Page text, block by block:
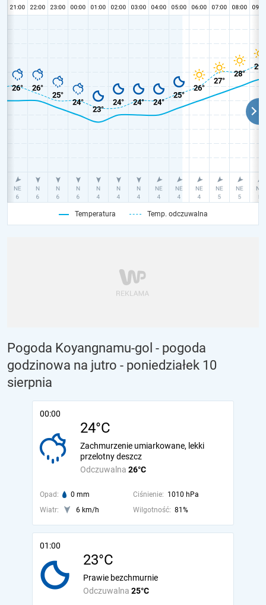
Temperatura Temp. odczuwalna
Pogoda Koyangnamu-gol - pogoda
godzinowa na jutro - poniedziałek 10
sierpnia
00:00
24°C
Odczuwalna 26°C
Zachmurzenie umiarkowane, lekki
przelotny deszcz
Opad: 0 mm Ciśnienie: 1010 hPa
Wiatr:
6 km/h Wilgotność: 81%
01:00
23°C
Odczuwalna 25°C
Prawie bezchmurnie